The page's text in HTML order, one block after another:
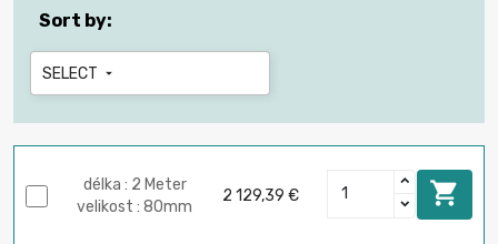
Sort by:
SELECT 
délka : 2 Meter
velikost : 80mm
2 129,39 € 